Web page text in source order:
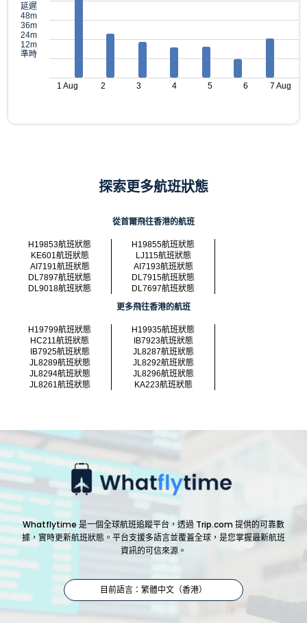
延遲
48m
36m
24m
12m
準時
1 Aug 2 3 4 5 6 7 Aug
探索更多航班狀態
從首爾飛往香港的航班
H19853航班狀態
H19855航班狀態
KE601航班狀態
LJ115航班狀態
AI7191航班狀態
AI7193航班狀態
DL7897航班狀態
DL7915航班狀態
DL9018航班狀態
DL7697航班狀態
更多飛往香港的航班
H19799航班狀態
H19935航班狀態
HC211航班狀態
IB7923航班狀態
IB7925航班狀態
JL8287航班狀態
JL8289航班狀態
JL8292航班狀態
JL8294航班狀態
JL8296航班狀態
JL8261航班狀態
KA223航班狀態
Whatflytime 是一個全球航班追蹤平台，透過 Trip.com 提供的可靠數
據，實時更新航班狀態。平台支援多語言並覆蓋全球，是您掌握最新航班
資訊的可信來源。
目前語言：繁體中文（香港）